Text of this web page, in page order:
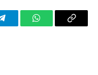
TelegramWhatsAppCopy